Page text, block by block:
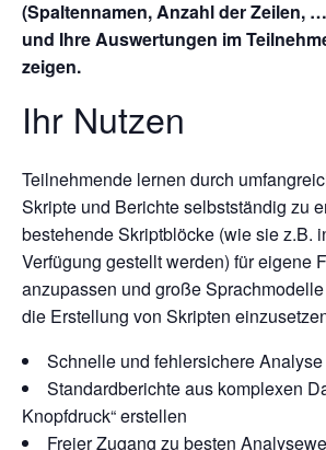
(Spaltennamen, Anzahl der Zeilen,
und Ihre Auswertungen im
zeigen.
Ihr Nutzen
Teilnehmende lernen durch
Skripte und Berichte selbstständig zu
bestehende Skriptblöcke (wie sie z.B.
Verfügung gestellt werden) für eigene
anzupassen und große
die Erstellung von Skripten
Schnelle und fehlersichere
Standardberichte aus komplexen
Knopfdruck“ erstellen
Freier Zugang zu besten